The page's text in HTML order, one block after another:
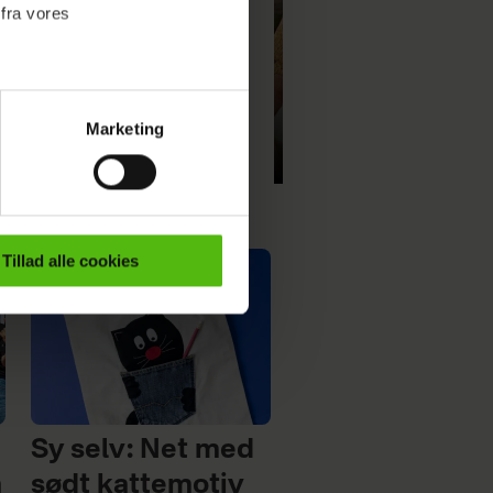
vores
indhold til dig.
Vi indsamler data
Marketing
Tillad alle cookies
smukke sweater med
hulmønster
Sy selv: Net med
sødt kattemotiv